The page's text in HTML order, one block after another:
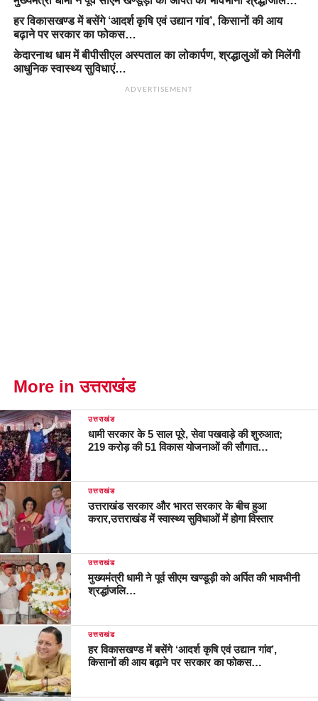
हर विकासखण्ड में बसेंगे ‘आदर्श कृषि एवं उद्यान गांव’, किसानों की आय
बढ़ाने पर सरकार का फोकस…
केदारनाथ धाम में बीपीसीएल अस्पताल का लोकार्पण, श्रद्धालुओं को मिलेंगी
आधुनिक स्वास्थ्य सुविधाएं…
ADVERTISEMENT
More in उत्तराखंड
उत्तराखंड
धामी सरकार के 5 साल पूरे, सेवा पखवाड़े की शुरुआत;
219 करोड़ की 51 विकास योजनाओं की सौगात…
उत्तराखंड
उत्तराखंड सरकार और भारत सरकार के बीच हुआ
करार,उत्तराखंड में स्वास्थ्य सुविधाओं में होगा विस्तार
उत्तराखंड
मुख्यमंत्री धामी ने पूर्व सीएम खण्डूड़ी को अर्पित की भावभीनी
श्रद्धांजलि…
उत्तराखंड
हर विकासखण्ड में बसेंगे ‘आदर्श कृषि एवं उद्यान गांव’,
किसानों की आय बढ़ाने पर सरकार का फोकस…